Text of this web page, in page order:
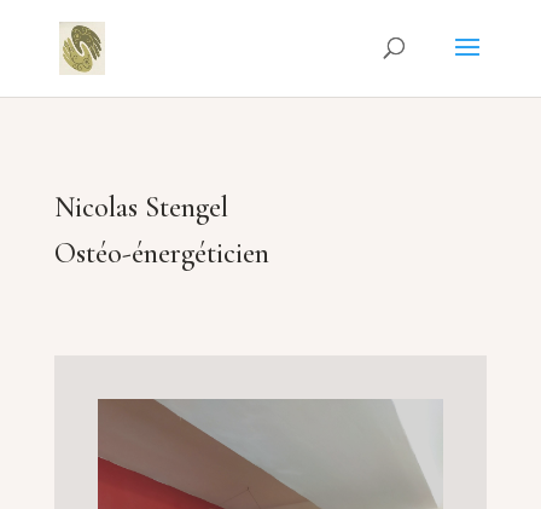
Nicolas Stengel
Ostéo-énergéticien